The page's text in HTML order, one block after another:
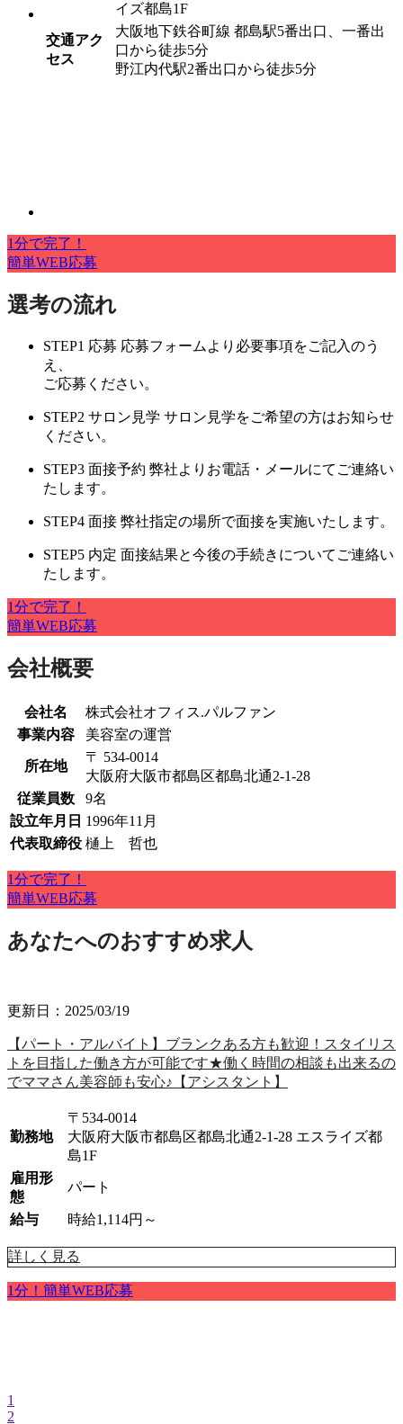
イズ都島1F
交通アク
セス
大阪地下鉄谷町線 都島駅5番出口、一番出
口から徒歩5分
野江内代駅2番出口から徒歩5分
1分で完了！
簡単WEB応募
選考の流れ
STEP1 応募 応募フォームより必要事項をご記入のう
え、
ご応募ください。
STEP2 サロン見学 サロン見学をご希望の方はお知らせ
ください。
STEP3 面接予約 弊社よりお電話・メールにてご連絡い
たします。
STEP4 面接 弊社指定の場所で面接を実施いたします。
STEP5 内定 面接結果と今後の手続きについてご連絡い
たします。
1分で完了！
簡単WEB応募
会社概要
会社名
株式会社オフィス.パルファン
事業内容
美容室の運営
所在地
〒 534-0014
大阪府大阪市都島区都島北通2-1-28
従業員数
9名
設立年月日 1996年11月
代表取締役 樋上 哲也
1分で完了！
簡単WEB応募
あなたへのおすすめ求人
更新日：2025/03/19
【パート・アルバイト】ブランクある方も歓迎！スタイリス
トを目指した働き方が可能です★働く時間の相談も出来るの
でママさん美容師も安心♪【アシスタント】
勤務地
〒534-0014
大阪府大阪市都島区都島北通2-1-28 エスライズ都
島1F
雇用形
態
パート
給与 時給1,114円～
詳しく見る
1分！簡単WEB応募
1
2